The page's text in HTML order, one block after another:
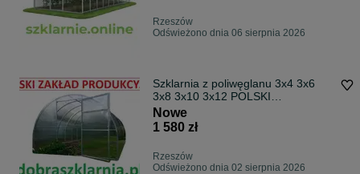
Rzeszów
Odświeżono dnia 06 sierpnia 2026
Szklarnia z poliwęglanu 3x4 3x6
3x8 3x10 3x12 POLSKI
PRODUCENT+DOSTAWA
Nowe
1 580 zł
Rzeszów
Odświeżono dnia 02 sierpnia 2026